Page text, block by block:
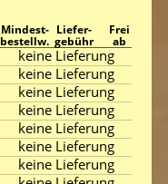
Mindest-
bestellw.
Liefer-
gebühr
Frei
ab
keine Lieferung
keine Lieferung
keine Lieferung
keine Lieferung
keine Lieferung
keine Lieferung
keine Lieferung